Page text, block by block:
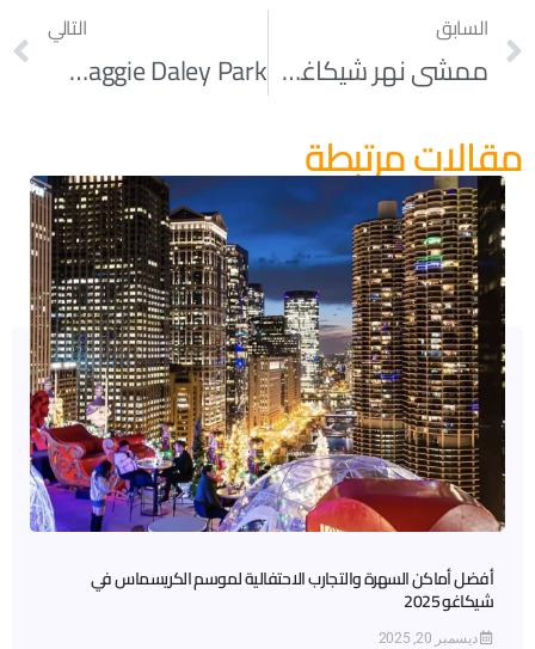
السابق
ممشى نهر شيكاغو | Chicago River Walk
التالي
Maggie Daley Park | متنزه Maggie Daley
مقالات مرتبطة
أفضل أماكن السهرة والتجارب الاحتفالية لموسم الكريسماس في
شيكاغو 2025
ديسمبر 20, 2025